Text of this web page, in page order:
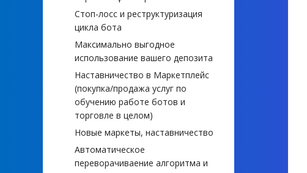
Стоп-лосс и реструктуризация
цикла бота
Максимально выгодное
использование вашего депозита
Наставничество в Маркетплейс
(покупка/продажа услуг по
обучению работе ботов и
торговле в целом)
Новые маркеты, наставничество
Автоматическое
переворачиваение алгоритма и